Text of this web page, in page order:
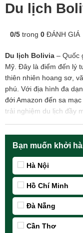
Du lịch
0/5 trong 0 ĐÁNH GIÁ
Du lịch Bolivia – Quốc
Mỹ . Đây là điểm đến lý
thiên nhiên hoang sơ,
phú. Với địa hình đa
đới Amazon đến sa
trải nghiệm du lịch đầy
Bạn muốn khởi
Hà Nội
Hồ Chí Minh
Đà Nẵng
Cần Thơ